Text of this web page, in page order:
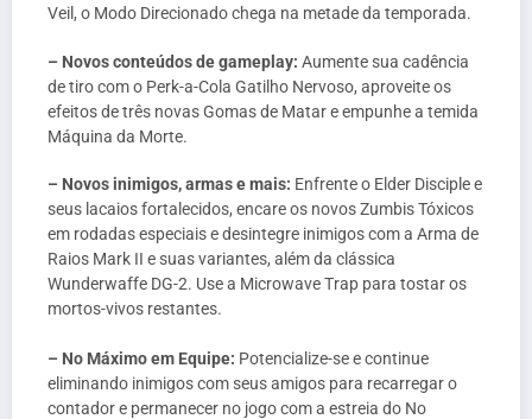
Veil, o Modo Direcionado chega na metade da temporada.
– Novos conteúdos de gameplay: Aumente sua cadência
de tiro com o Perk-a-Cola Gatilho Nervoso, aproveite os
efeitos de três novas Gomas de Matar e empunhe a temida
Máquina da Morte.
– Novos inimigos, armas e mais: Enfrente o Elder Disciple e
seus lacaios fortalecidos, encare os novos Zumbis Tóxicos
em rodadas especiais e desintegre inimigos com a Arma de
Raios Mark II e suas variantes, além da clássica
Wunderwaffe DG-2. Use a Microwave Trap para tostar os
mortos-vivos restantes.
– No Máximo em Equipe: Potencialize-se e continue
eliminando inimigos com seus amigos para recarregar o
contador e permanecer no jogo com a estreia do No